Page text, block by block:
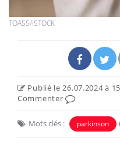
TOA55/ISTOCK
Publié le 26.07.2024 à
Commenter
Mots clés : parkinson